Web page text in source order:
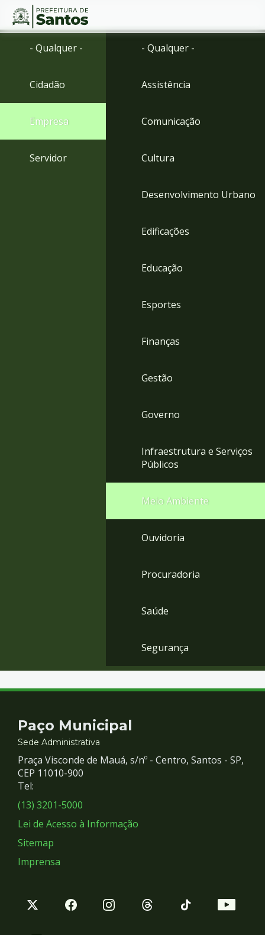
Ir
Ir
menu
Conteúdo
- Qualquer -
Cidadão
Empresa
Servidor
- Qualquer -
Assistência
Comunicação
Cultura
Desenvolvimento Urbano
Edificações
Educação
Esportes
Finanças
Gestão
Governo
Infraestrutura e Serviços
Públicos
Meio Ambiente
Ouvidoria
Procuradoria
Saúde
Segurança
Contato
e
Redes
Sociais
Paço Municipal
Sede Administrativa
Praça Visconde de Mauá, s/nº - Centro, Santos - SP,
CEP 11010-900
Tel:
(13) 3201-5000
Lei de Acesso à Informação
Sitemap
Imprensa